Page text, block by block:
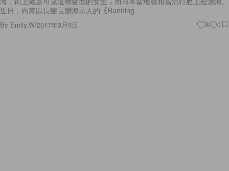
近日，向來以長髮長瀏海示人的《Running
By Emily.W/2017年3月5日 8 0